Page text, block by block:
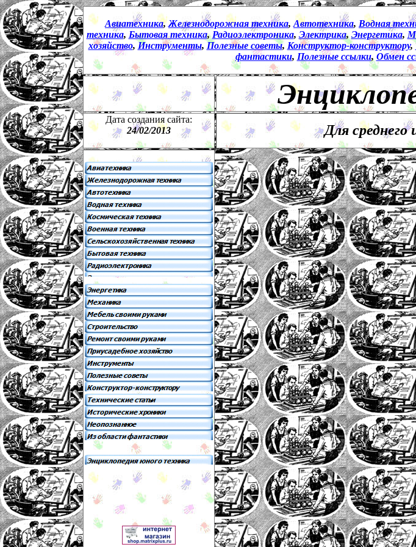
Авиатехника,Железнодорожная техника, Автотехника, Водная
техника, Бытовая техника,Радиоэлектроника, Электрика, Энергетика,
хозяйство, Инструменты, Полезные советы, Конструктор-конструктору,
фантастики, Полезные ссылки, Обмен
Дата создания сайта:
24/02/2013 Для среднего